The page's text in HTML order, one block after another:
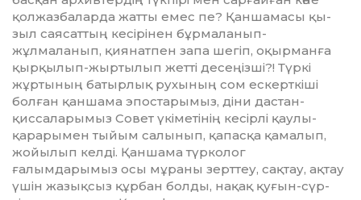
қолжазбаларда жатты емес пе? Қаншамасы қы­
зыл саясаттың кесірінен бұрмаланып-
жұлмаланып, қиянатпен запа шегіп, оқырманға
қырқылып-жыр­тылып жетті десеңізші?! Түркі
жұртының батырлық рухының сом ескерткіші
болған қаншама эпостарымыз, діни дастан-
қиссаларымыз Совет үкіметі­нің кесірлі қаулы-
қарарымен тыйым салынып, қа­пасқа қамалып,
жойылып келді. Қаншама түр­ко­лог
ғалымдарымыз осы мұраны зерттеу, сақтау, ақ­тау
үшін жазықсыз құрбан болды, нақақ қуғын-сүр­